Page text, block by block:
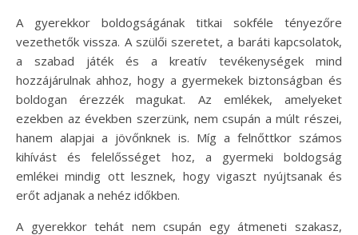
A gyerekkor boldogságának titkai sokféle tényezőre
vezethetők vissza. A szülői szeretet, a baráti kapcsolatok,
a szabad játék és a kreatív tevékenységek mind
hozzájárulnak ahhoz, hogy a gyermekek biztonságban és
boldogan érezzék magukat. Az emlékek, amelyeket
ezekben az években szerzünk, nem csupán a múlt részei,
hanem alapjai a jövőnknek is. Míg a felnőttkor számos
kihívást és felelősséget hoz, a gyermeki boldogság
emlékei mindig ott lesznek, hogy vigaszt nyújtsanak és
erőt adjanak a nehéz időkben.
A gyerekkor tehát nem csupán egy átmeneti szakasz,